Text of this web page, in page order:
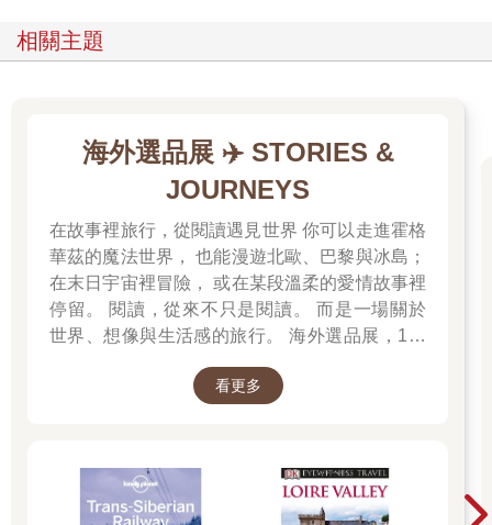
相關主題
海外選品展 ✈️ STORIES &
JOURNEYS
在故事裡旅行，從閱讀遇見世界 你可以走進霍格
華茲的魔法世界， 也能漫遊北歐、巴黎與冰島；
在末日宇宙裡冒險， 或在某段溫柔的愛情故事裡
停留。 閱讀，從來不只是閱讀。 而是一場關於
世界、想像與生活感的旅行。 海外選品展，1折
起 限量空運商品，先搶先贏 週週商品更新
看更多